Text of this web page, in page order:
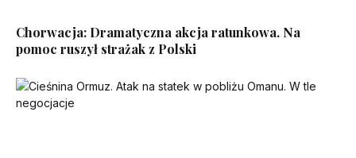
Chorwacja: Dramatyczna akcja ratunkowa. Na
pomoc ruszył strażak z Polski